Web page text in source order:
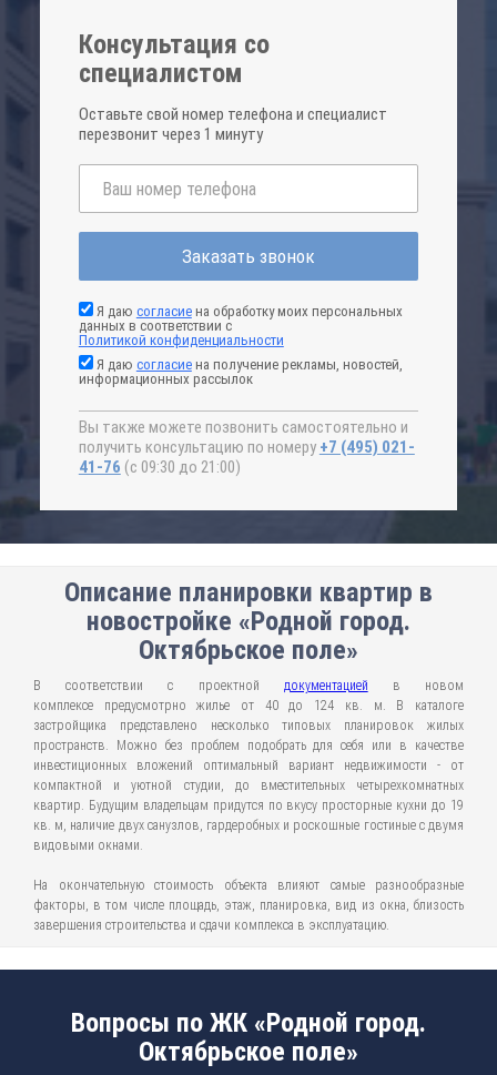
Консультация со
специалистом
Оставьте свой номер телефона и специалист
перезвонит через 1 минуту
Заказать звонок
Я даю согласиена обработку моих персональных
данных в соответствии с
Политикой конфиденциальности
Я даю согласиена получение рекламы, новостей,
информационных рассылок
Вы также можете позвонить самостоятельно и
получить консультацию по номеру +7 (495) 021-
41-76 (с 09:30 до 21:00)
Описание планировки квартир в
новостройке «Родной город.
Октябрьское поле»
В соответствии с проектной документацией в новом
комплексе предусмотрно жилье от 40 до 124 кв. м. В каталоге
застройщика представлено несколько типовых планировок жилых
пространств. Можно без проблем подобрать для себя или в качестве
инвестиционных вложений оптимальный вариант недвижимости - от
компактной и уютной студии, до вместительных четырехкомнатных
квартир. Будущим владельцам придутся по вкусу просторные кухни до 19
кв. м, наличие двух санузлов, гардеробных и роскошные гостиные с двумя
видовыми окнами.
На окончательную стоимость объекта влияют самые разнообразные
факторы, в том числе площадь, этаж, планировка, вид из окна, близость
завершения строительства и сдачи комплекса в эксплуатацию.
Вопросы по ЖК «Родной город.
Октябрьское поле»